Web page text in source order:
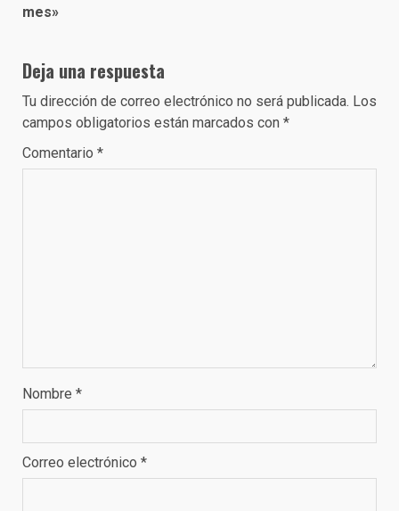
mes»
Deja una respuesta
Tu dirección de correo electrónico no será publicada. Los
campos obligatorios están marcados con *
Comentario *
Nombre *
Correo electrónico *